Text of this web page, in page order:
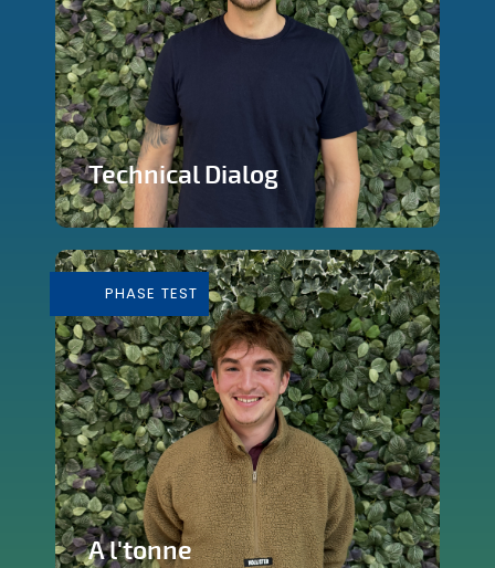
Technical Dialog
artistique
En savoir plus
PHASE TEST
A l'tonne